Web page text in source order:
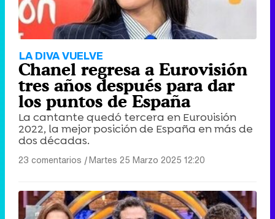
LA DIVA VUELVE
Chanel regresa a Eurovisión
tres años después para dar
los puntos de España
La cantante quedó tercera en Eurovisión
2022, la mejor posición de España en más de
dos décadas.
23 comentarios |Martes 25 Marzo 2025 12:20